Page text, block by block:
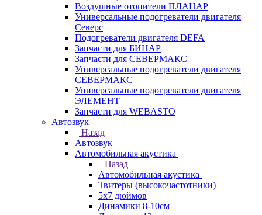
Воздушные отопители ПЛАНАР
Универсальные подогреватели двигателя
Северс
Подогреватели двигателя DEFA
Запчасти для БИНАР
Запчасти для СЕВЕРМАКС
Универсальные подогреватели двигателя
СЕВЕРМАКС
Универсальные подогреватели двигателя
ЭЛЕМЕНТ
Запчасти для WEBASTO
Автозвук
Назад
Автозвук
Автомобильная акустика
Назад
Автомобильная акустика
Твитеры (высокочастотники)
5x7 дюймов
Динамики 8-10см